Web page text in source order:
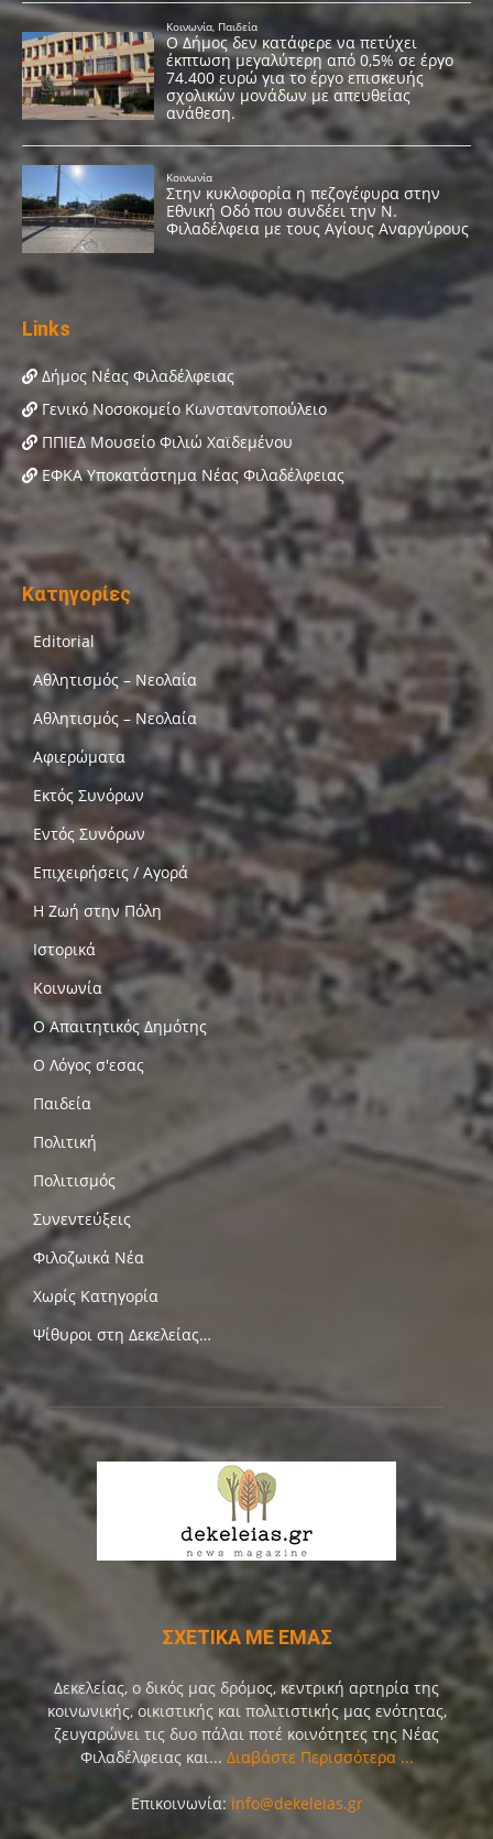
Links
Δήμος Νέας Φιλαδέλφειας
Γενικό Νοσοκομείο Κωνσταντοπούλειο
ΠΠΙΕΔ Μουσείο Φιλιώ Χαϊδεμένου
ΕΦΚΑ Υποκατάστημα Νέας Φιλαδέλφειας
Κατηγορίες
Editorial
Αθλητισμός – Νεολαία
Αθλητισμός – Νεολαία
Αφιερώματα
Εκτός Συνόρων
Εντός Συνόρων
Επιχειρήσεις / Αγορά
Η Ζωή στην Πόλη
Ιστορικά
Κοινωνία
Ο Απαιτητικός Δημότης
Ο Λόγος σ'εσας
Παιδεία
Πολιτική
Πολιτισμός
Συνεντεύξεις
Φιλοζωικά Νέα
Χωρίς Κατηγορία
Ψίθυροι στη Δεκελείας…
ΣΧΕΤΙΚΑ ΜΕ ΕΜΑΣ
Δεκελείας, ο δικός μας δρόμος, κεντρική αρτηρία της
κοινωνικής, οικιστικής και πολιτιστικής μας ενότητας,
ζευγαρώνει τις δυο πάλαι ποτέ κοινότητες της Νέας
Φιλαδέλφειας και... Διαβάστε Περισσότερα ...
Επικοινωνία: info@dekeleias.gr